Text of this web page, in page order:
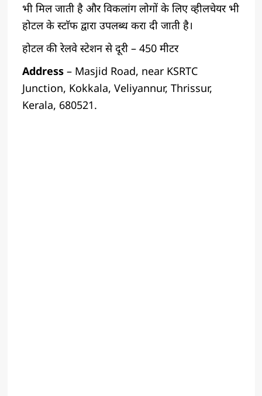
भी मिल जाती है और विकलांग लोगों के लिए व्हीलचेयर भी
होटल के स्टाॅफ द्वारा उपलब्ध करा दी जाती है।
होटल की रेलवे स्टेशन से दूरी – 450 मीटर
Address– Masjid Road, near KSRTC
Junction, Kokkala, Veliyannur, Thrissur,
Kerala, 680521.